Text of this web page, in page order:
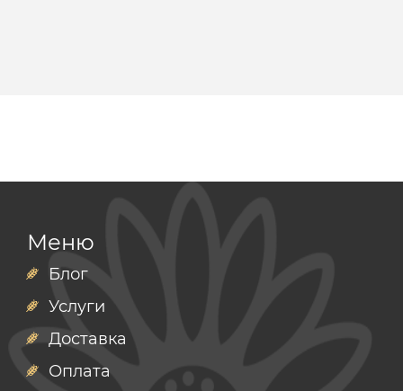
Меню
Блог
Услуги
Доставка
Оплата